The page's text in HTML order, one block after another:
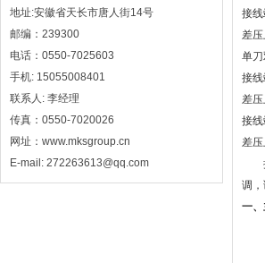
地址:安徽省天长市唐人街14号
邮编：239300
电话：0550-7025603
手机: 15055008401
联系人: 李经理
传真：0550-7020026
网址：www.mksgroup.cn
E-mail: 272263613@qq.com
接
差压
单刀
接
差
接
差
控
调
一